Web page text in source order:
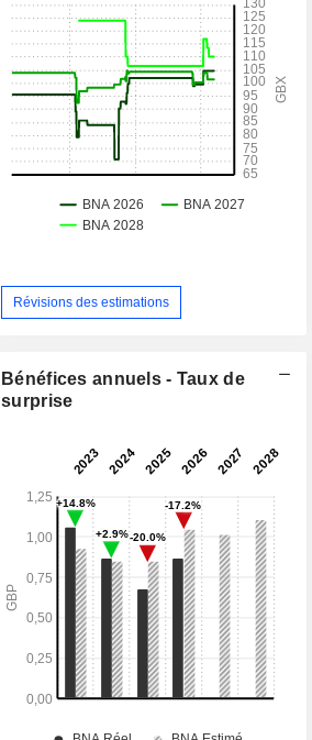
Révisions des estimations
Bénéfices annuels - Taux de
surprise